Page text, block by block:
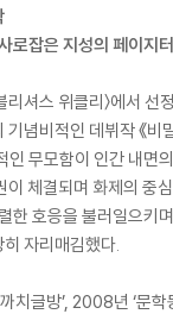
로잡은 지성의 페이지
블리셔스 위클리〉에
념비적인 데뷔작 《
인 무모함이 인간 내면
이 체결되며 화제의 중
한 호응을 불러일으키
자리매김했다.
치글방’, 2008년 ‘문